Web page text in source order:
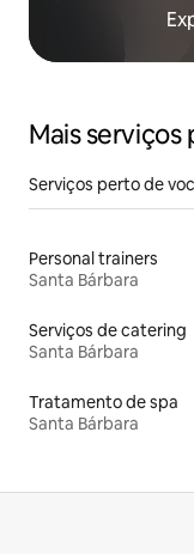
Mais
Serviços perto de
Personal trainers
Santa Bárbara
Serviços de catering
Santa Bárbara
Tratamento de spa
Santa Bárbara